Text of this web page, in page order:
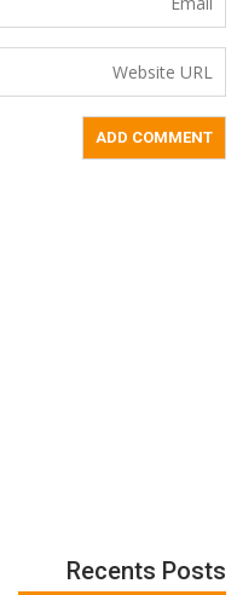
Recents Posts